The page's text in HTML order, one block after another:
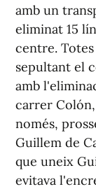
amb un
eliminat 15
centre.
sepultant el
amb
carrer
només,
Guillem de
que uneix
evitava